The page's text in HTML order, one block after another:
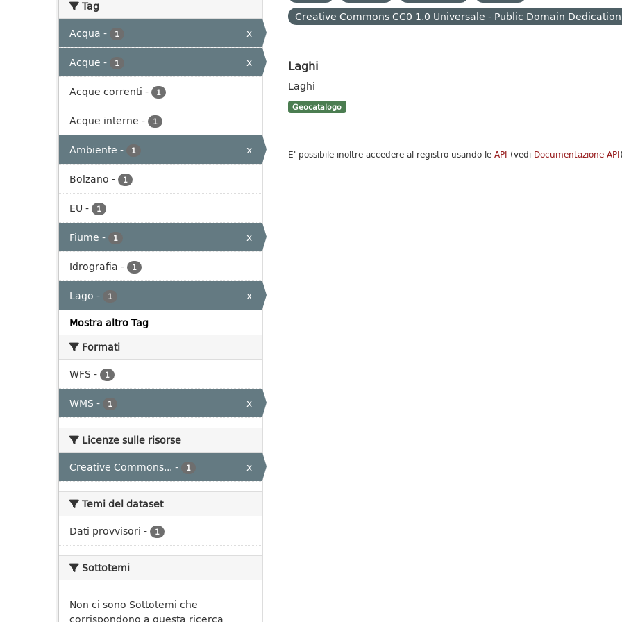
Tag
Acqua - 1
x
Acque - 1
x
Acque correnti - 1
Acque interne - 1
Ambiente - 1
x
Bolzano - 1
EU - 1
Fiume - 1
x
Idrografia - 1
Lago - 1
x
Mostra altro Tag
Formati
WFS - 1
WMS - 1 x
Licenze sulle risorse
Creative Commons... - 1 x
Temi del dataset
Dati provvisori - 1
Sottotemi
Non ci sono Sottotemi che
corrispondono a questa ricerca
Creative Commons CC0 1.0 Universale - Public Domain
Laghi
Laghi
Geocatalogo
E' possibile inoltre accedere al registro usando le API (vedi Documentazione API